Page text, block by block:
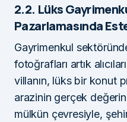
2.2. Lüks
Pazarlamasında
Gayrimenkul
fotoğrafları artık
villanın, lüks bir konut
arazinin gerçek
mülkün çevresiyle,